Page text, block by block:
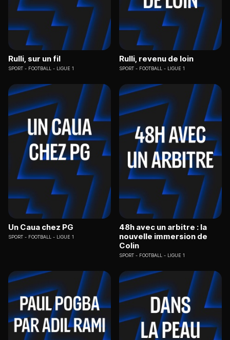
Rulli, sur un fil
SPORT FOOTBALL - LIGUE 1
Rulli, revenu de loin
SPORT FOOTBALL - LIGUE 1
Un Caua chez PG
SPORT FOOTBALL - LIGUE 1
48h avec un arbitre : la
nouvelle immersion de
Colin
SPORT FOOTBALL - LIGUE 1